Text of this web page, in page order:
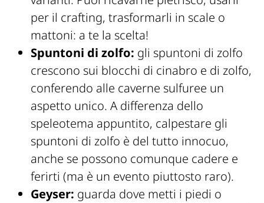
per il crafting, trasformarli in scale o
mattoni: a te la scelta!
Spuntoni di zolfo: gli spuntoni di zolfo
crescono sui blocchi di cinabro e di zolfo,
conferendo alle caverne sulfuree un
aspetto unico. A differenza dello
speleotema appuntito, calpestare gli
spuntoni di zolfo è del tutto innocuo,
anche se possono comunque cadere e
ferirti (ma è un evento piuttosto raro).
Geyser: guarda dove metti i piedi o